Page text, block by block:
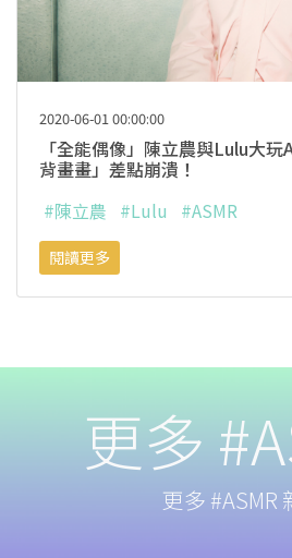
2020-06-01 00:00:00
「全能偶像」陳立農與Lulu大
背畫畫」差點崩潰！
#陳立農 #Lulu #ASMR
閱讀更多
更多
更多 #ASMR